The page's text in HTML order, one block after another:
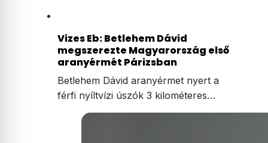
Vizes Eb: Betlehem Dávid
megszerezte Magyarország első
aranyérmét Párizsban
Betlehem Dávid aranyérmet nyert a
férfi nyíltvízi úszók 3 kilométeres…